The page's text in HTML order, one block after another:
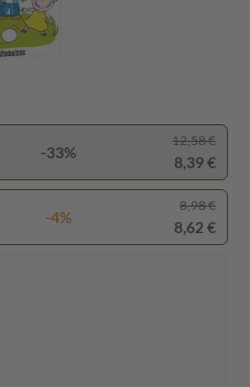
-33%
12,58 €
8,39 €
-4%
8,98 €
8,62 €